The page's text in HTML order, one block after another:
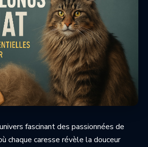
fascinant des passionnées de
chaque caresse révèle la douceur